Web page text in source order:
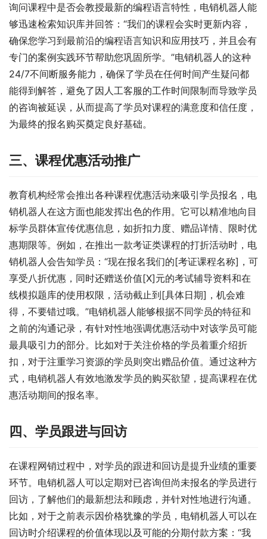
询问课程中是否会教授最新的编程语言特性，电销机器人能
够迅速检索知识库并回答：“我们的课程会实时更新内容，
确保您学习到最前沿的编程语言知识和应用技巧，并且会有
专门的案例实践环节帮助您巩固所学。”电销机器人的这种
24/7不间断服务能力，确保了学员在任何时间产生疑问都
能得到解答，避免了因人工客服的工作时间限制而导致学员
的咨询被延误，从而提高了学员对课程的满意度和信任度，
为最终的报名购买奠定良好基础。
三、课程优惠活动推广
教育机构经常会推出各种课程优惠活动来吸引学员报名，电
销机器人在这方面也能发挥出色的作用。它可以精准地向目
标学员群体宣传优惠信息，如折扣力度、赠品详情、限时优
惠期限等。例如，在推出一款考证类课程的打折活动时，电
销机器人会告知学员：“现在报名我们的[考证课程名称]，可
享受八折优惠，同时还赠送价值[X]元的考试辅导资料和在
线模拟题库的使用权限，活动截止到[具体日期]，机会难
得，不要错过哦。”电销机器人能够根据不同学员的特征和
之前的沟通记录，有针对性地强调优惠活动中对该学员可能
最具吸引力的部分。比如对于关注价格的学员着重介绍折
扣，对于注重学习资源的学员则突出赠品价值。通过这种方
式，电销机器人有效地激发学员的购买欲望，提高课程在优
惠活动期间的报名率。
四、学员跟进与回访
在课程网销过程中，对学员的跟进和回访是提升业绩的重要
环节。电销机器人可以定期对已咨询但尚未报名的学员进行
回访，了解他们的最新想法和顾虑，并针对性地进行沟通。
比如，对于之前表示因价格犹豫的学员，电销机器人可以在
回访时介绍课程的价值体现以及可能的分期付款方案：“我